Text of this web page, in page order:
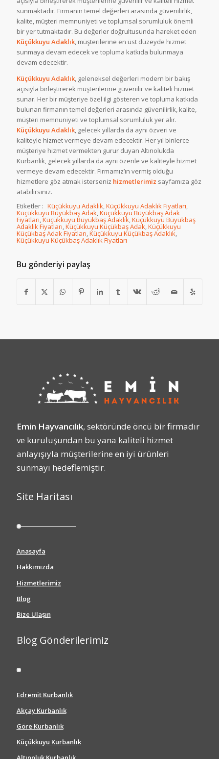
sunmaktadır. Firmanın temel değerleri arasında güvenilirlik,
kalite, müşteri memnuniyeti ve toplumsal sorumluluk önemli
bir yer tutmaktadır. Bu değerler doğrultusunda hareket eden
Küçükkuyu Adaklık, müşterilerine en üst düzeyde hizmet
sunmaya devam edecek ve topluma katkıda bulunmaya
devam edecektir.
Küçükkuyu Adaklık, geleneksel değerleri modern bir bakış
açısıyla birleştirerek müşterilerine güvenilir ve kaliteli hizmet
sunar. Her bir müşteriye özel ilgi gösteren ve topluma katkıda
bulunan firmanın temel değerleri arasında güvenilirlik, kalite,
müşteri memnuniyeti ve toplumsal sorumluluk yer alır.
Küçükkuyu Adaklık, gelecek yıllarda da aynı özveri ve
kaliteyle hizmet vermeye devam edecektir. Her yıl binlerce
müşteriye hizmet vermekten gurur duyan Altınolukda
Kurbanlık, gelecek yıllarda da aynı özenle ve kaliteyle hizmet
vermeye devam edecektir. Firmamız’ın vermiş olduğu
hizmetlere göz atmak isterseniz hizmetlerimiz sayfamıza göz
atabilirsiniz.
Etiketler : Küçükkuyu Adaklık Küçükkuyu Adaklık Fiyatları
Küçükkuyu Büyükbaş Adak Küçükkuyu Büyükbaş Adak
Fiyatları ,Küçükkuyu Büyükbaş Adaklık Küçükkuyu Büyükbaş
Adaklık Fiyatları Küçükkuyu Küçükbaş Adak Küçükkuyu
Küçükbaş Adak Fiyatları Küçükkuyu Küçükbaş Adaklık
Küçükkuyu Küçükbaş Adaklık Fiyatları
Bu gönderiyi paylaş
Emin Hayvancılık, sektöründe öncü bir firmadır
ve kuruluşundan bu yana kaliteli hizmet
anlayışıyla müşterilerine en iyi ürünleri
sunmayı hedeflemiştir.
Site Haritası
Anasayfa
Hakkımızda
Hizmetlerimiz
Blog
Bize Ulaşın
Blog Gönderilerimiz
Edremit Kurbanlık
Akçay Kurbanlık
Göre Kurbanlık
Küçükkuyu Kurbanlık